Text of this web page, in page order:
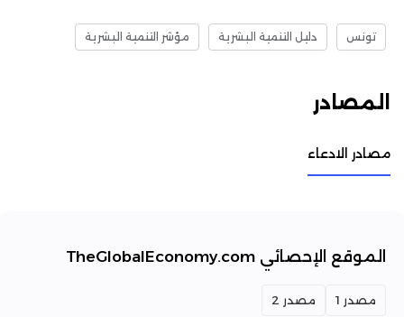
تونس دليل التنمية البشرية مؤشر التنمية البشرية
المصادر
مصادر الادعاء
الموقع الإحصائي TheGlobalEconomy.com
مصدر 1 مصدر 2